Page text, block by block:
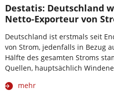
Destatis: Deutschland
Netto-Exporteur von
Deutschland ist erstmals seit
von Strom, jedenfalls in Bezug
Hälfte des gesamten Stroms
Quellen, hauptsächlich
mehr